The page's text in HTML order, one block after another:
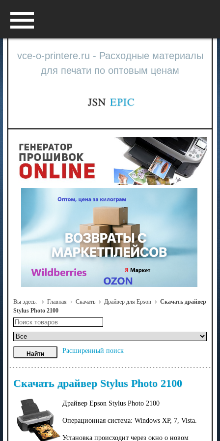
vce-o-printere.ru - Расходные материалы
для печати по оптовым ценам
Вы здесь: Главная Скачать Драйвер для Epson
Скачать драйвер
Stylus Photo 2100
Расширенный поиск
Скачать драйвер Stylus Photo 2100
Драйвер Epson Stylus Photo 2100
Операционная система: Windows XP, 7, Vista.
Установка происходит через окно о новом